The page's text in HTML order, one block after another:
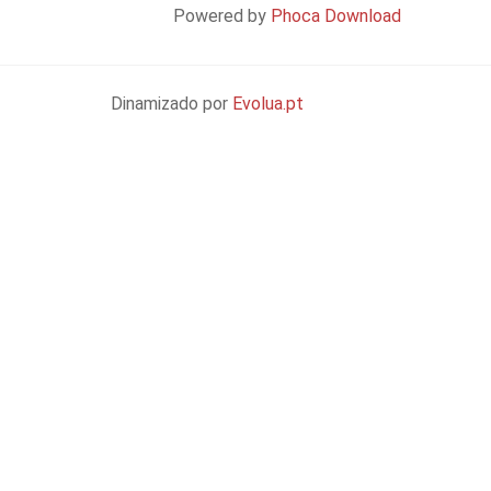
Powered by Phoca Download
Dinamizado por Evolua.pt